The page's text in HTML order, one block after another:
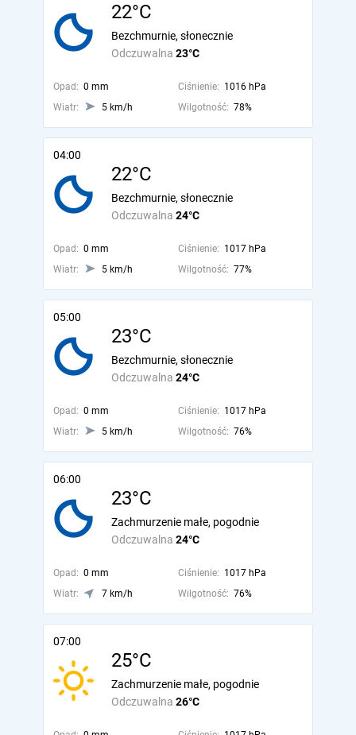
22°C
Odczuwalna 23°C
Bezchmurnie, słonecznie
Opad: 0 mm Ciśnienie: 1016 hPa
Wiatr:
5 km/h Wilgotność: 78%
04:00
22°C
Odczuwalna 24°C
Bezchmurnie, słonecznie
Opad: 0 mm Ciśnienie: 1017 hPa
Wiatr:
5 km/h Wilgotność: 77%
05:00
23°C
Odczuwalna 24°C
Bezchmurnie, słonecznie
Opad: 0 mm Ciśnienie: 1017 hPa
Wiatr:
5 km/h Wilgotność: 76%
06:00
23°C
Odczuwalna 24°C
Zachmurzenie małe, pogodnie
Opad: 0 mm Ciśnienie: 1017 hPa
Wiatr:
7 km/h Wilgotność: 76%
07:00
25°C
Odczuwalna 26°C
Zachmurzenie małe, pogodnie